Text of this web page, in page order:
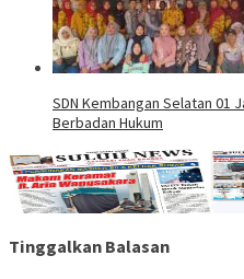
SDN Kembangan Selatan 01
Berbadan Hukum
Tinggalkan Balasan